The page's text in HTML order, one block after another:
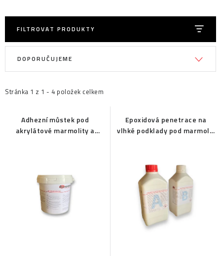
FILTROVAT PRODUKTY
V
i
Stránka 1 z 1 - 4 položek celkem
Ř
e
DOPORUČUJEME
Adhezní můstek pod
akrylátové marmolity a
Epoxidová penetrace na
vlhké podklady pod marmolit